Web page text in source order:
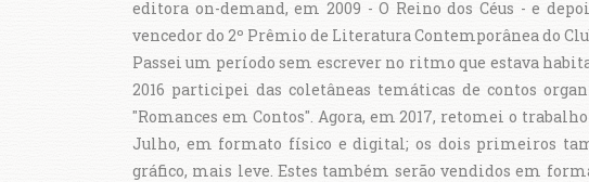
editora on-demand, em 2009 - O Reino dos Céus - e
vencedor do 2º Prêmio de Literatura Contemporânea do
Passei um período sem escrever no ritmo que estava
2016 participei das coletâneas temáticas de contos
"Romances em Contos". Agora, em 2017, retomei o
Julho, em formato físico e digital; os dois primeiros
gráfico, mais leve. Estes também serão vendidos em